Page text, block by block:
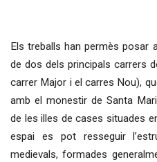
Els treballs han permès posar
de dos dels principals carrers
carrer Major i el carres Nou),
amb el monestir de Santa
de les illes de cases situades
espai es pot resseguir
medievals, formades